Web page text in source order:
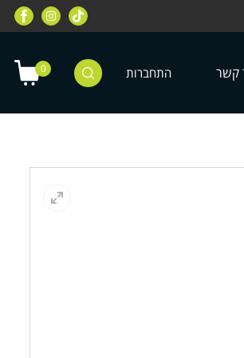
מחלקת ציוד מיגון לילדים
קשר התחברות 0